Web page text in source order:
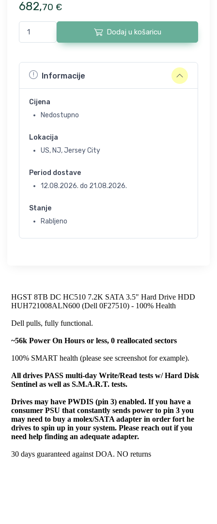
682,70 €
Dodaj u košaricu
Informacije
Cijena
Nedostupno
Lokacija
US, NJ, Jersey City
Period dostave
12.08.2026. do 21.08.2026.
Stanje
Rabljeno